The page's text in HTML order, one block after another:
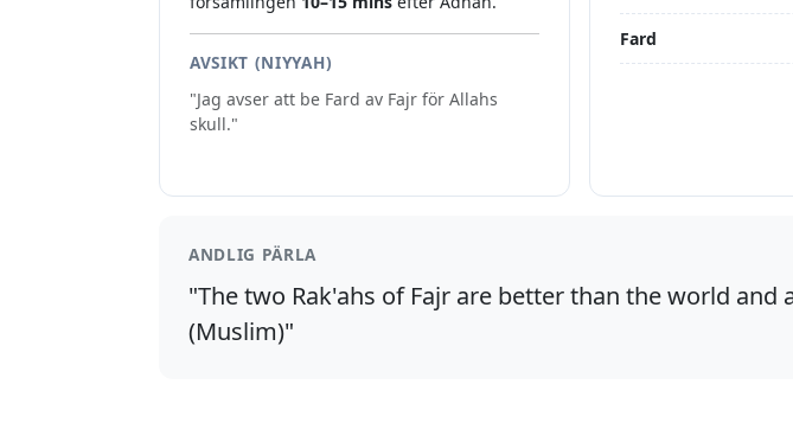
AVSIKT (NIYYAH)
"Jag avser att be Fard av Fajr för Allahs
skull."
Fard
ANDLIG PÄRLA
"The two Rak'ahs of Fajr are better than the world and
(Muslim)"